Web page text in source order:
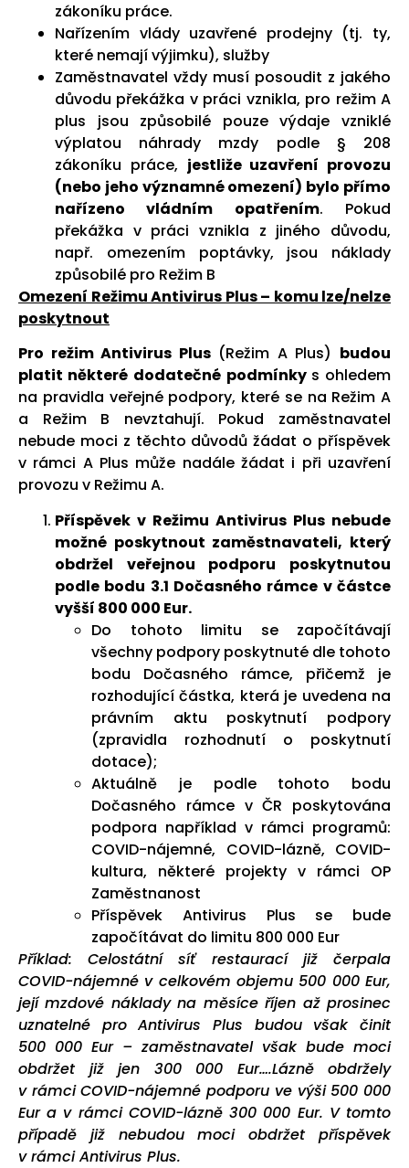
zákoníku práce.
Nařízením vlády uzavřené prodejny (tj. ty,
které nemají výjimku), služby
Zaměstnavatel vždy musí posoudit z jakého
důvodu překážka v práci vznikla, pro režim A
plus jsou způsobilé pouze výdaje vzniklé
výplatou náhrady mzdy podle § 208
zákoníku práce, jestliže uzavření provozu
(nebo jeho významné omezení) bylo přímo
nařízeno vládním opatřením. Pokud
překážka v práci vznikla z jiného důvodu,
např. omezením poptávky, jsou náklady
způsobilé pro Režim B
Omezení Režimu Antivirus Plus – komu lze/nelze
poskytnout
Pro režim Antivirus Plus (Režim A Plus) budou
platit některé dodatečné podmínky s ohledem
na pravidla veřejné podpory, které se na Režim A
a Režim B nevztahují. Pokud zaměstnavatel
nebude moci z těchto důvodů žádat o příspěvek
v rámci A Plus může nadále žádat i při uzavření
provozu v Režimu A.
Příspěvek v Režimu Antivirus Plus nebude
možné poskytnout zaměstnavateli, který
obdržel veřejnou podporu poskytnutou
podle bodu 3.1 Dočasného rámce v částce
vyšší 800 000 Eur.
Do tohoto limitu se započítávají
všechny podpory poskytnuté dle tohoto
bodu Dočasného rámce, přičemž je
rozhodující částka, která je uvedena na
právním aktu poskytnutí podpory
(zpravidla rozhodnutí o poskytnutí
dotace);
Aktuálně je podle tohoto bodu
Dočasného rámce v ČR poskytována
podpora například v rámci programů:
COVID-nájemné, COVID-lázně, COVID-
kultura, některé projekty v rámci OP
Zaměstnanost
Příspěvek Antivirus Plus se bude
započítávat do limitu 800 000 Eur
Příklad: Celostátní síť restaurací již čerpala
COVID-nájemné v celkovém objemu 500 000 Eur,
její mzdové náklady na měsíce říjen až prosinec
uznatelné pro Antivirus Plus budou však činit
500 000 Eur – zaměstnavatel však bude moci
obdržet již jen 300 000 Eur….Lázně obdržely
v rámci COVID-nájemné podporu ve výši 500 000
Eur a v rámci COVID-lázně 300 000 Eur. V tomto
případě již nebudou moci obdržet příspěvek
v rámci Antivirus Plus.